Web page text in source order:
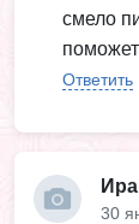
смело
Ответить
30